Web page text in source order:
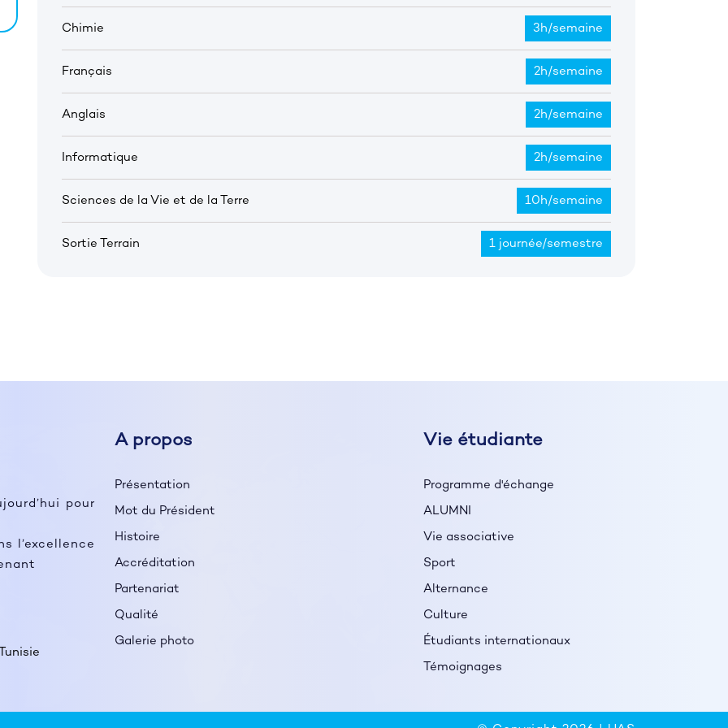
Chimie 3h/semaine
Français 2h/semaine
Anglais 2h/semaine
Informatique 2h/semaine
Sciences de la Vie et de la Terre 10h/semaine
Sortie Terrain 1 journée/semestre
pour
l’excellence
A propos
Présentation
Mot du Président
Histoire
Accréditation
Partenariat
Qualité
Galerie photo
Vie étudiante
Programme d'échange
ALUMNI
Vie associative
Sport
Alternance
Culture
Étudiants internationaux
Témoignages